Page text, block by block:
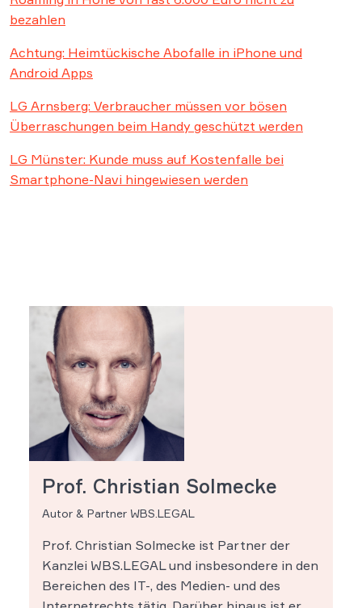
bezahlen
Achtung: Heimtückische Abofalle in iPhone und
Android Apps
LG Arnsberg: Verbraucher müssen vor bösen
Überraschungen beim Handy geschützt werden
LG Münster: Kunde muss auf Kostenfalle bei
Smartphone-Navi hingewiesen werden
Prof. Christian Solmecke
Autor & Partner WBS.LEGAL
Prof. Christian Solmecke ist Partner der
Kanzlei WBS.LEGAL und insbesondere in den
Bereichen des IT-, des Medien- und des